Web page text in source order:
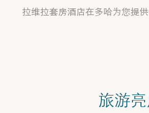
拉维拉套房酒店在多哈为您提
旅游